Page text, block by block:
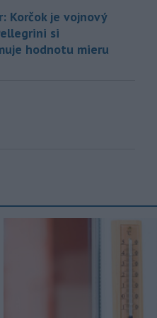
Korčok je vojnový
si
hodnotu mieru